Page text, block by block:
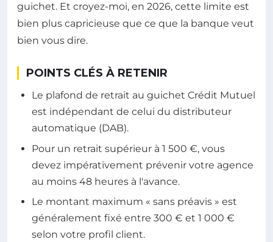
guichet. Et croyez-moi, en 2026, cette limite est
bien plus capricieuse que ce que la banque veut
bien vous dire.
POINTS CLÉS À RETENIR
Le plafond de retrait au guichet Crédit Mutuel
est indépendant de celui du distributeur
automatique (DAB).
Pour un retrait supérieur à 1 500 €, vous
devez impérativement prévenir votre agence
au moins 48 heures à l'avance.
Le montant maximum « sans préavis » est
généralement fixé entre 300 € et 1 000 €
selon votre profil client.